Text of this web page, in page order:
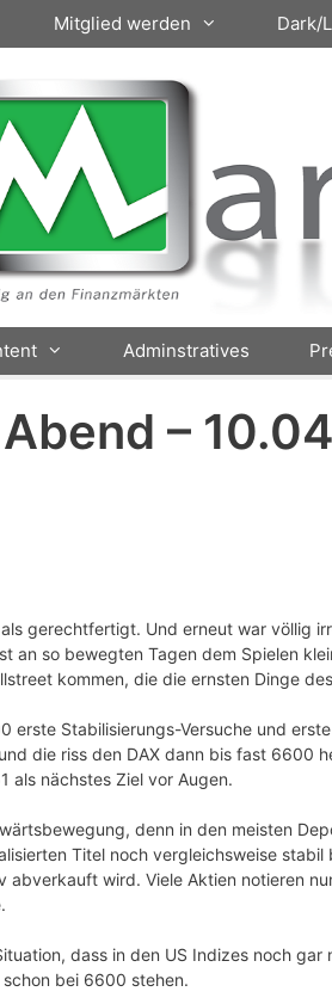
Mitglied werden Dark/
Adminstratives
–
gerechtfertigt. Und erneut war völlig
an so bewegten Tagen dem Spielen
kommen, die die ernsten Dinge
erste Stabilisierungs-Versuche und
die riss den DAX dann bis fast 6600
als nächstes Ziel vor Augen.
denn in den meisten
Titel noch vergleichsweise
abverkauft wird. Viele Aktien notieren
dass in den US Indizes noch
bei 6600 stehen.